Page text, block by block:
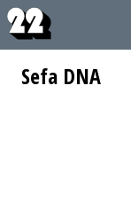
Sefa DNA